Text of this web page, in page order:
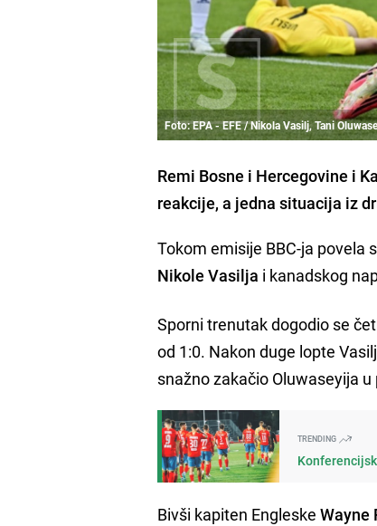
Foto: EPA - EFE / Nikola Vasilj, Tani
Remi Bosne i Hercegovine i
reakcije, a jedna situacija iz
Tokom emisije BBC-ja povela
Nikole Vasilja i kanadskog
Sporni trenutak dogodio se
od 1:0. Nakon duge lopte
snažno zakačio Oluwaseyija
TRENDING
Bivši kapiten EngleskeWayne